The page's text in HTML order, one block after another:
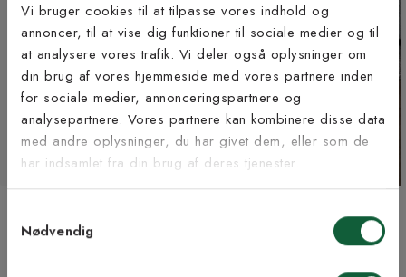
Vi bruger cookies til at tilpasse vores indhold og
annoncer, til at vise dig funktioner til sociale medier og til
at analysere vores trafik. Vi deler også oplysninger om
din brug af vores hjemmeside med vores partnere inden
for sociale medier, annonceringspartnere og
analysepartnere. Vores partnere kan kombinere disse data
med andre oplysninger, du har givet dem, eller som de
har indsamlet fra din brug af deres tjenester.
Nødvendig
tæppe
Fra 969 kr
5 størrelser | +1 farve
Tilmeld dig vores
nyhedsbrev
Vær blandt de første til at modtage vores tilbud,
tips og nyheder.